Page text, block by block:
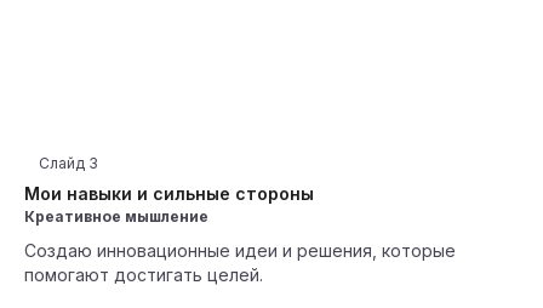
Мои навыки и сильные стороны
Слайд 3
Креативное мышление
Создаю инновационные идеи и решения, которые
помогают достигать целей.